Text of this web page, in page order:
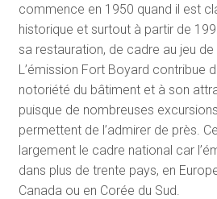
commence en 1950 quand il est
historique et surtout à partir de
sa restauration, de cadre au jeu
L’émission Fort Boyard contribue
notoriété du bâtiment et à son
puisque de nombreuses
permettent de l’admirer de près.
largement le cadre national car
dans plus de trente pays, en
Canada ou en Corée du Sud.